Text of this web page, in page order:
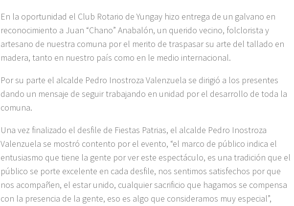
En la oportunidad el Club Rotario de Yungay hizo entrega de un galvano en
reconocimiento a Juan “Chano” Anabalón, un querido vecino, folclorista y
artesano de nuestra comuna por el merito de traspasar su arte del tallado en
madera, tanto en nuestro país como en le medio internacional.
Por su parte el alcalde Pedro Inostroza Valenzuela se dirigió a los presentes
dando un mensaje de seguir trabajando en unidad por el desarrollo de toda la
comuna.
Una vez finalizado el desfile de Fiestas Patrias, el alcalde Pedro Inostroza
Valenzuela se mostró contento por el evento, “el marco de público indica el
entusiasmo que tiene la gente por ver este espectáculo, es una tradición que el
público se porte excelente en cada desfile, nos sentimos satisfechos por que
nos acompañen, el estar unido, cualquier sacrificio que hagamos se compensa
con la presencia de la gente, eso es algo que consideramos muy especial”,